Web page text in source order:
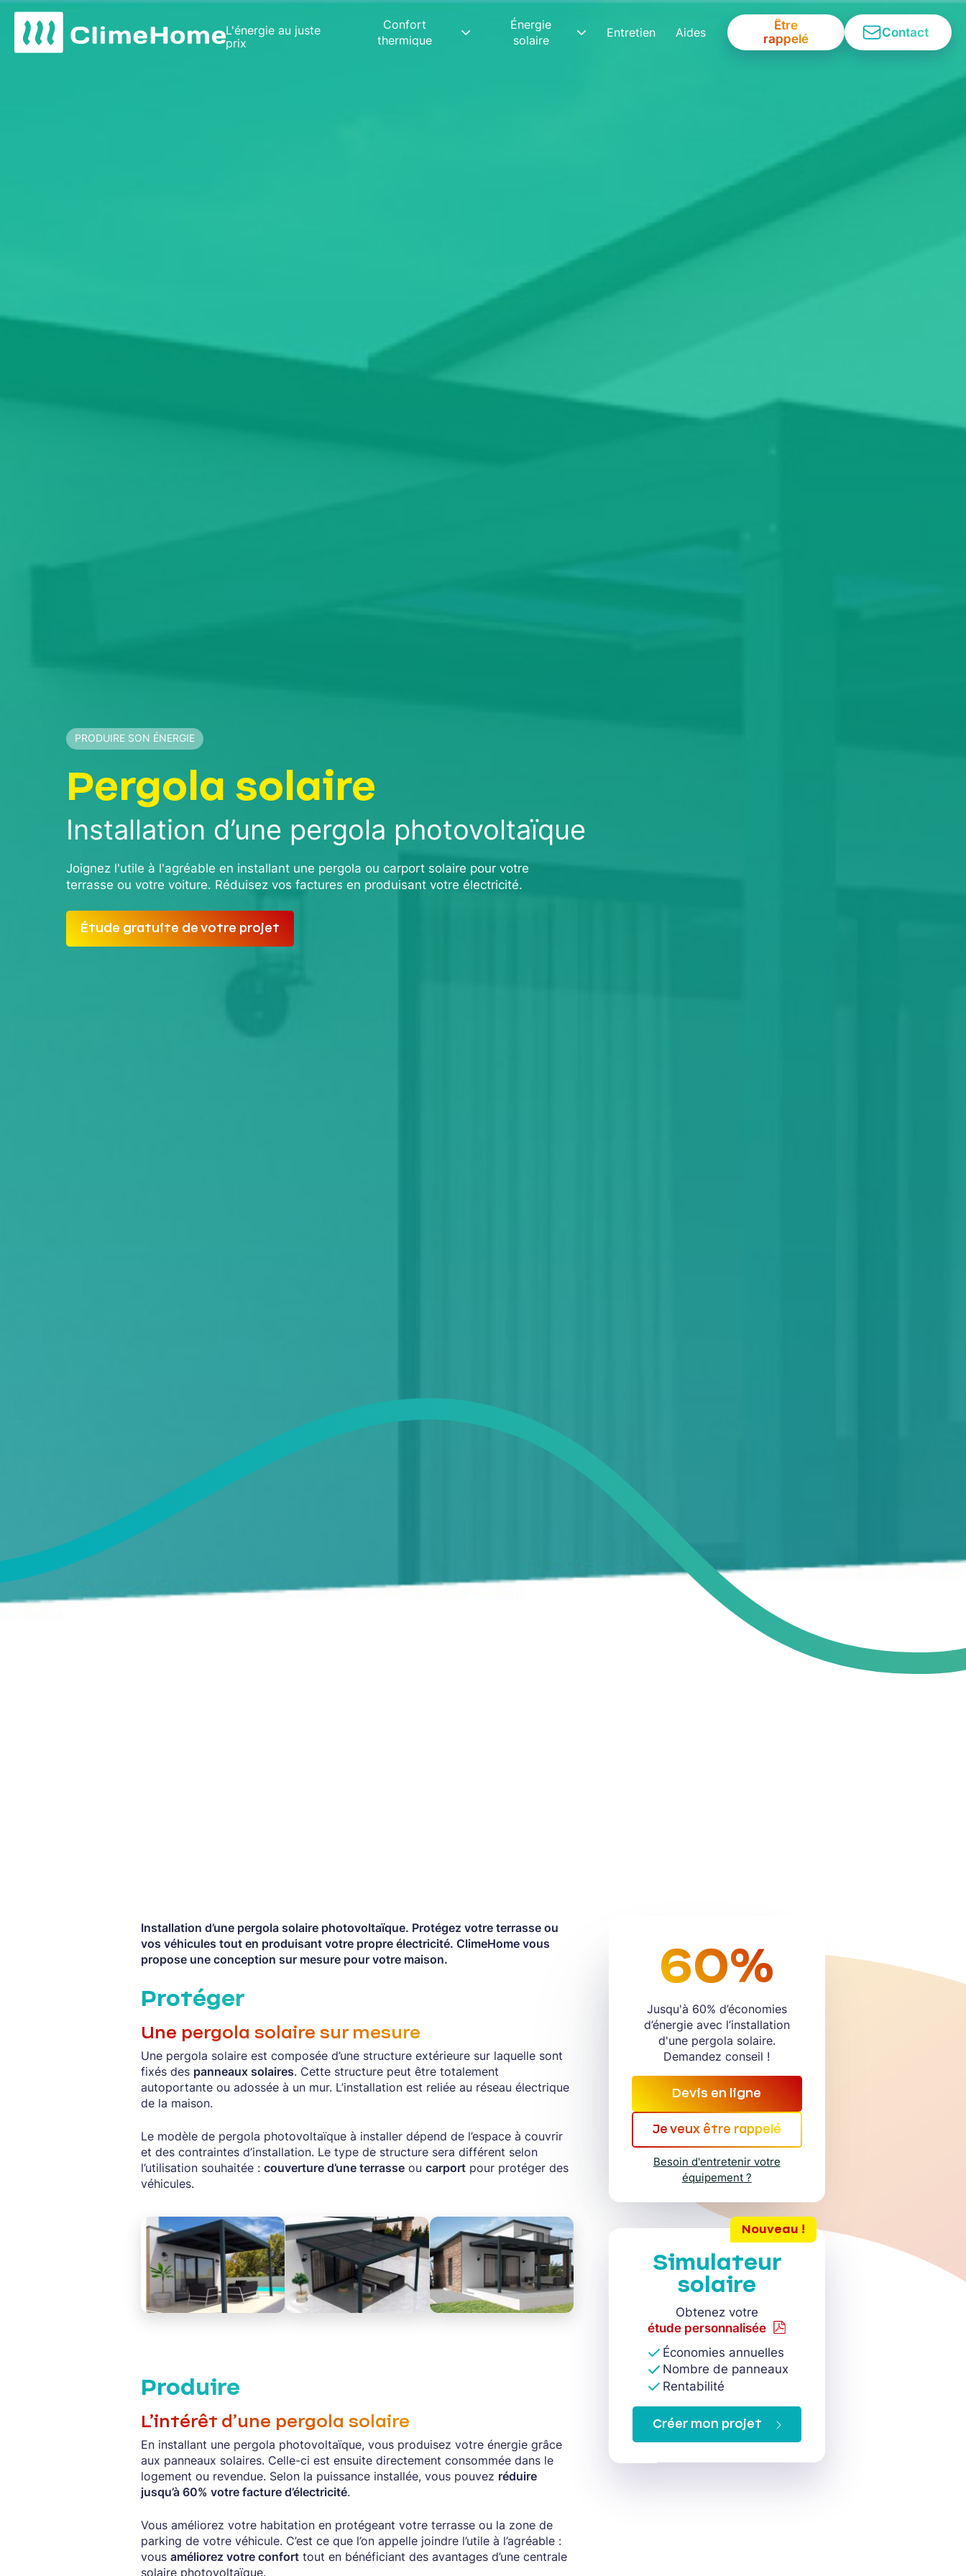
L'énergie au juste
prix
Confort
thermique
Énergie
solaire
Entretien Aides
Être
rappelé
Contact
PRODUIRE SON ÉNERGIE
Pergola solaire
Installation d’une pergola photovoltaïque
Joignez l'utile à l'agréable en installant une pergola ou carport solaire pour votre
terrasse ou votre voiture. Réduisez vos factures en produisant votre électricité.
Étude gratuite de votre projet
Installation d’une pergola solaire photovoltaïque. Protégez votre terrasse ou
vos véhicules tout en produisant votre propre électricité. ClimeHome vous
propose une conception sur mesure pour votre maison.
Protéger
Une pergola solaire sur mesure
Une pergola solaire est composée d’une structure extérieure sur laquelle sont
fixés des panneaux solaires. Cette structure peut être totalement
autoportante ou adossée à un mur. L’installation est reliée au réseau électrique
de la maison.
Le modèle de pergola photovoltaïque à installer dépend de l’espace à couvrir
et des contraintes d’installation. Le type de structure sera différent selon
l’utilisation souhaitée : couverture d’une terrasse ou carport pour protéger des
véhicules.
Produire
L’intérêt d’une pergola solaire
En installant une pergola photovoltaïque, vous produisez votre énergie grâce
aux panneaux solaires. Celle-ci est ensuite directement consommée dans le
logement ou revendue. Selon la puissance installée, vous pouvez réduire
jusqu’à 60% votre facture d’électricité.
Vous améliorez votre habitation en protégeant votre terrasse ou la zone de
parking de votre véhicule. C’est ce que l’on appelle joindre l’utile à l’agréable :
vous améliorez votre confort tout en bénéficiant des avantages d’une centrale
solaire photovoltaïque.
60%
Jusqu'à 60% d’économies
d’énergie avec l’installation
d'une pergola solaire.
Demandez conseil !
Devis en ligne
Je veux être rappelé
Besoin d'entretenir votre
équipement ?
Nouveau !
Simulateur
solaire
Obtenez votre
étude personnalisée
Économies annuelles
Nombre de panneaux
Rentabilité
Créer mon projet